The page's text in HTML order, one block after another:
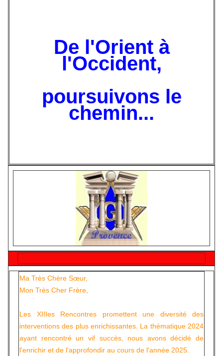
De l'Orient à
l'Occident,
poursuivons le
chemin...
Ma Très Chère Sœur,
Mon Très Cher Frère,
Les XIIIes Rencontres promettent une diversité des
interventions des plus enrichissantes. La thématique 2024
ayant rencontré un vif succès, nous avons décidé de
l'enrichir et de l'approfondir au cours de l'année 2025.